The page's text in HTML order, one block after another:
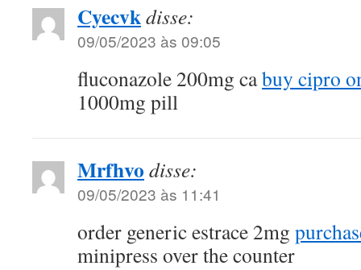
Cyecvkdisse:
09/05/2023 às 09:05
fluconazole 200mg cabuy cipro
1000mg pill
Mrfhvo disse:
09/05/2023 às 11:41
order generic estrace 2mg
minipress over the counter